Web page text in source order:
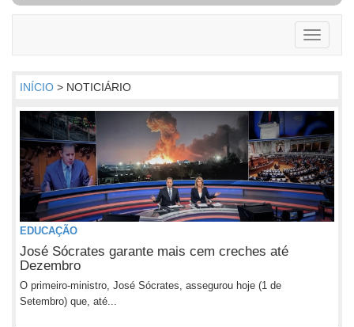
Toggle
INÍCIO > NOTICIÁRIO
EDUCAÇÃO
José Sócrates garante mais cem creches até
Dezembro
O primeiro-ministro, José Sócrates, assegurou hoje (1 de
Setembro) que, até...